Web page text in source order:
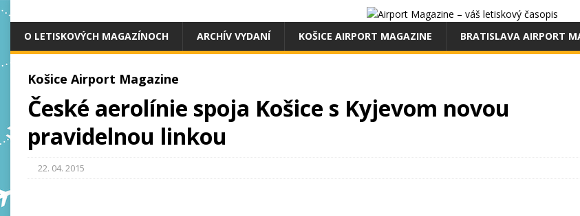
O LETISKOVÝCH MAGAZÍNOCH ARCHÍV VYDANÍ KOŠICE AIRPORT MAGAZINE BRATISLAVA AIRPORT
Košice Airport Magazine
České aerolínie spoja Košice s Kyjevom novou
pravidelnou linkou
22. 04. 2015